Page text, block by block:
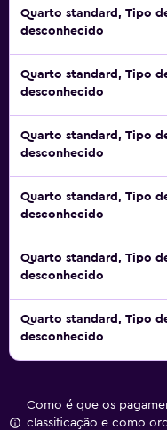
Quarto standard, Tipo
desconhecido
Quarto standard, Tipo
desconhecido
Quarto standard, Tipo
desconhecido
Quarto standard, Tipo
desconhecido
Quarto standard, Tipo
desconhecido
Quarto standard, Tipo
desconhecido
Como é que os
classificação e como